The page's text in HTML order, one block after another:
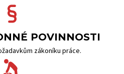
POVINNOSTI
zákoníku práce.